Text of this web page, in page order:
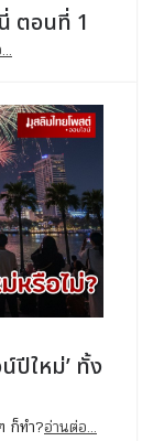
ตอนที่ 1
ปีใหม่’ ทั้ง
ก็ทำ?อ่านต่อ...